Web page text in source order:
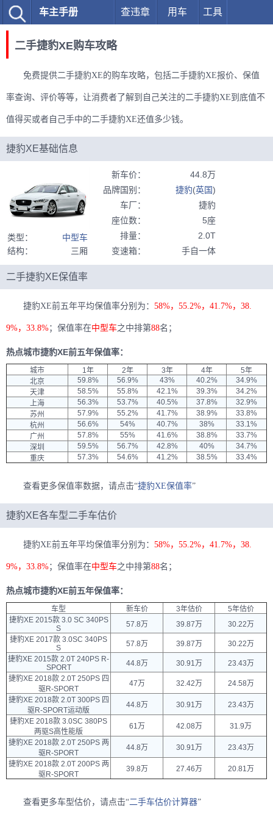
车主手册 查违章 用车 工具
二手捷豹XE购车攻略
免费提供二手捷豹XE的购车攻略，包括二手捷豹XE报价、保值
率查询、评价等等，让消费者了解到自己关注的二手捷豹XE到底值不
值得买或者自己手中的二手捷豹XE还值多少钱。
捷豹XE基础信息
类型：
中型车
结构： 三厢
新车价：
44.8万
品牌国别 ： 捷豹(英国)
车厂：
捷豹
座位数：
5座
排量：
2.0T
变速箱： 手自一体
二手捷豹XE保值率
捷豹XE前五年平均保值率分别为： 58%，55.2%，41.7%，38.
9%，33.8%；保值率在中型车之中排第88名；
热点城市捷豹XE前五年保值率：
城市 1年 2年 3年 4年
5年
北京
59.8% 56.9% 43% 40.2%
34.9%
天津
58.5% 55.8% 42.1% 39.3%
34.2%
上海
56.3% 53.7% 40.5% 37.8%
32.9%
苏州
57.9% 55.2% 41.7% 38.9%
33.8%
杭州
56.6% 54% 40.7% 38%
33.1%
广州
57.8% 55% 41.6% 38.8%
33.7%
深圳
59.5% 56.7% 42.8% 40%
34.7%
重庆
57.3% 54.6% 41.2% 38.5% 33.4%
查看更多保值率数据，请点击“捷豹XE保值率”
捷豹XE各车型二手车估价
捷豹XE前五年平均保值率分别为： 58%，55.2%，41.7%，38.
9%，33.8%；保值率在中型车之中排第88名；
热点城市捷豹XE前五年保值率：
车型 新车价 3年估价
5年估价
捷豹XE 2015款 3.0 SC 340PS
S
57.8万 39.87万
30.22万
捷豹XE 2017款 3.0SC 340PS
S
57.8万 39.87万
30.22万
捷豹XE 2015款 2.0T 240PS R-
SPORT
44.8万 30.91万
23.43万
捷豹XE 2018款 2.0T 250PS 四
驱R-SPORT
47万 32.42万
24.58万
捷豹XE 2018款 2.0T 300PS 四
驱R-SPORT运动版
44.8万 30.91万
23.43万
捷豹XE 2018款 3.0SC 380PS
两驱S高性能版
61万 42.08万
31.9万
捷豹XE 2018款 2.0T 250PS 两
驱R-SPORT
44.8万 30.91万
23.43万
捷豹XE 2018款 2.0T 200PS 两
驱R-SPORT
39.8万 27.46万 20.81万
查看更多车型估价，请点击“二手车估价计算器”